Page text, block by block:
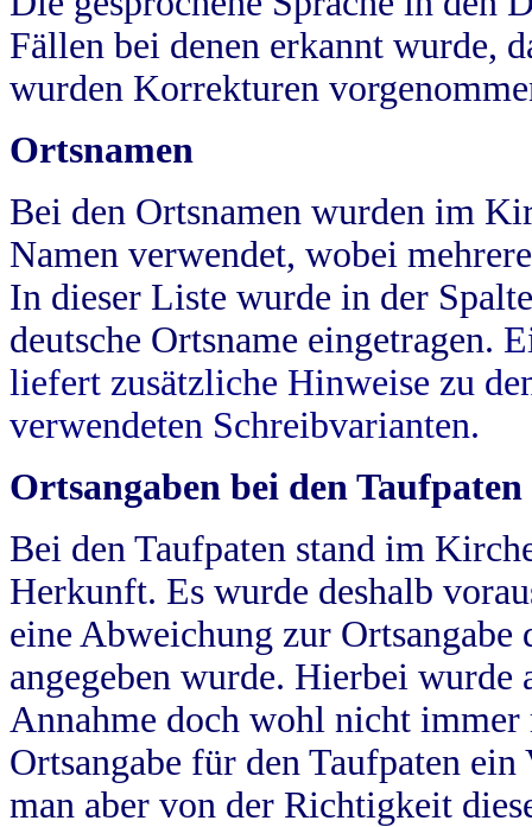
Fällen bei denen erkannt wurde,
wurden Korrekturen
Ortsnamen
Bei den Ortsnamen wurden im
Namen verwendet, wobei
In dieser Liste wurde in der
deutsche Ortsname eingetragen.
liefert zusätzliche Hinweise zu
verwendeten Schreibvarianten.
Ortsangaben bei den Taufpaten
Bei den Taufpaten stand im
Herkunft. Es wurde deshalb
eine Abweichung zur
angegeben wurde. Hierbei wurde
Annahme doch wohl nicht
Ortsangabe für den Taufpaten
man aber von der Richtigkeit